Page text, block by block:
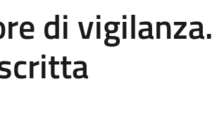
di vigilanza.